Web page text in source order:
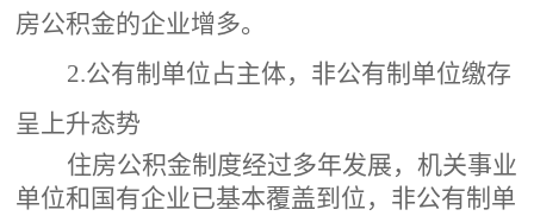
房公积金的企业增多。
2.公有制单位占主体，非公有制单位缴存
呈上升态势
住房公积金制度经过多年发展，机关事业
单位和国有企业已基本覆盖到位，非公有制单